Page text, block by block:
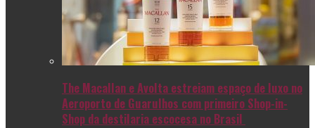
The Macallan e Avolta estreiam espaço de luxo no
Aeroporto de Guarulhos com primeiro Shop-in-
Shop da destilaria escocesa no Brasil